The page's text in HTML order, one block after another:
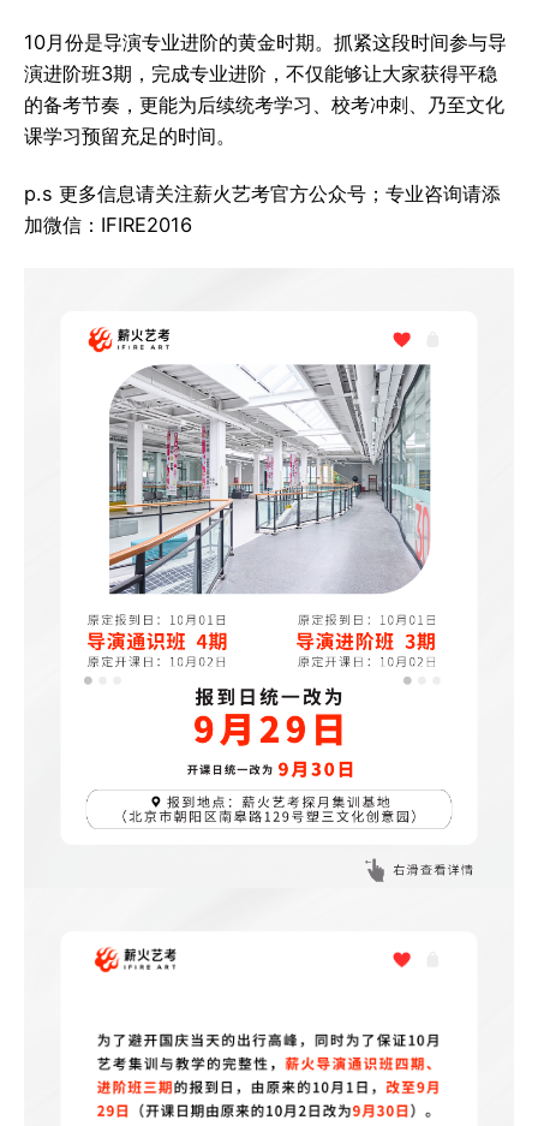
10月份是导演专业进阶的黄金时期。抓紧这段时间参与导
演进阶班3期，完成专业进阶，不仅能够让大家获得平稳
的备考节奏，更能为后续统考学习、校考冲刺、乃至文化
课学习预留充足的时间。
p.s 更多信息请关注薪火艺考官方公众号；专业咨询请添
加微信：IFIRE2016